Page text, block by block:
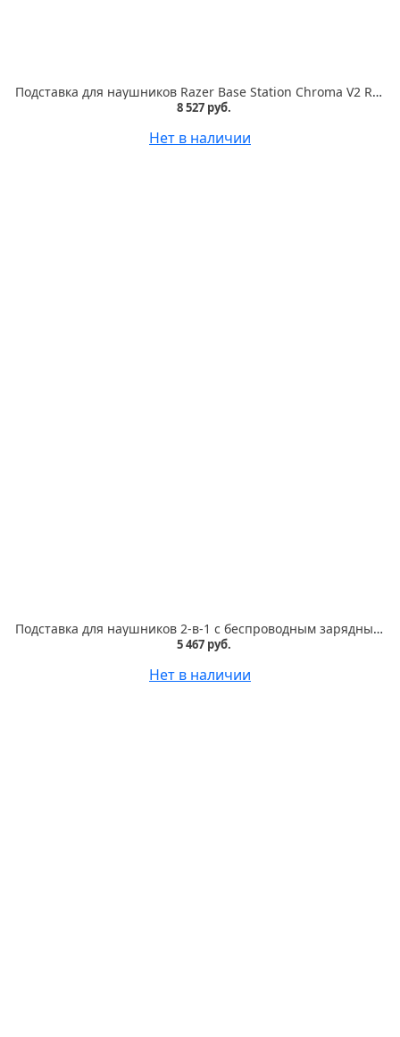
Подставка для наушников Razer Base Station Chroma V2 Razer Base Station V2 Chroma
8 527 руб.
Нет в наличии
Подставка для наушников 2-в-1 с беспроводным зарядным устройством Satechi 2 in 1 Headphone Stand with Wireless Charger, Серый Космос
5 467 руб.
Нет в наличии